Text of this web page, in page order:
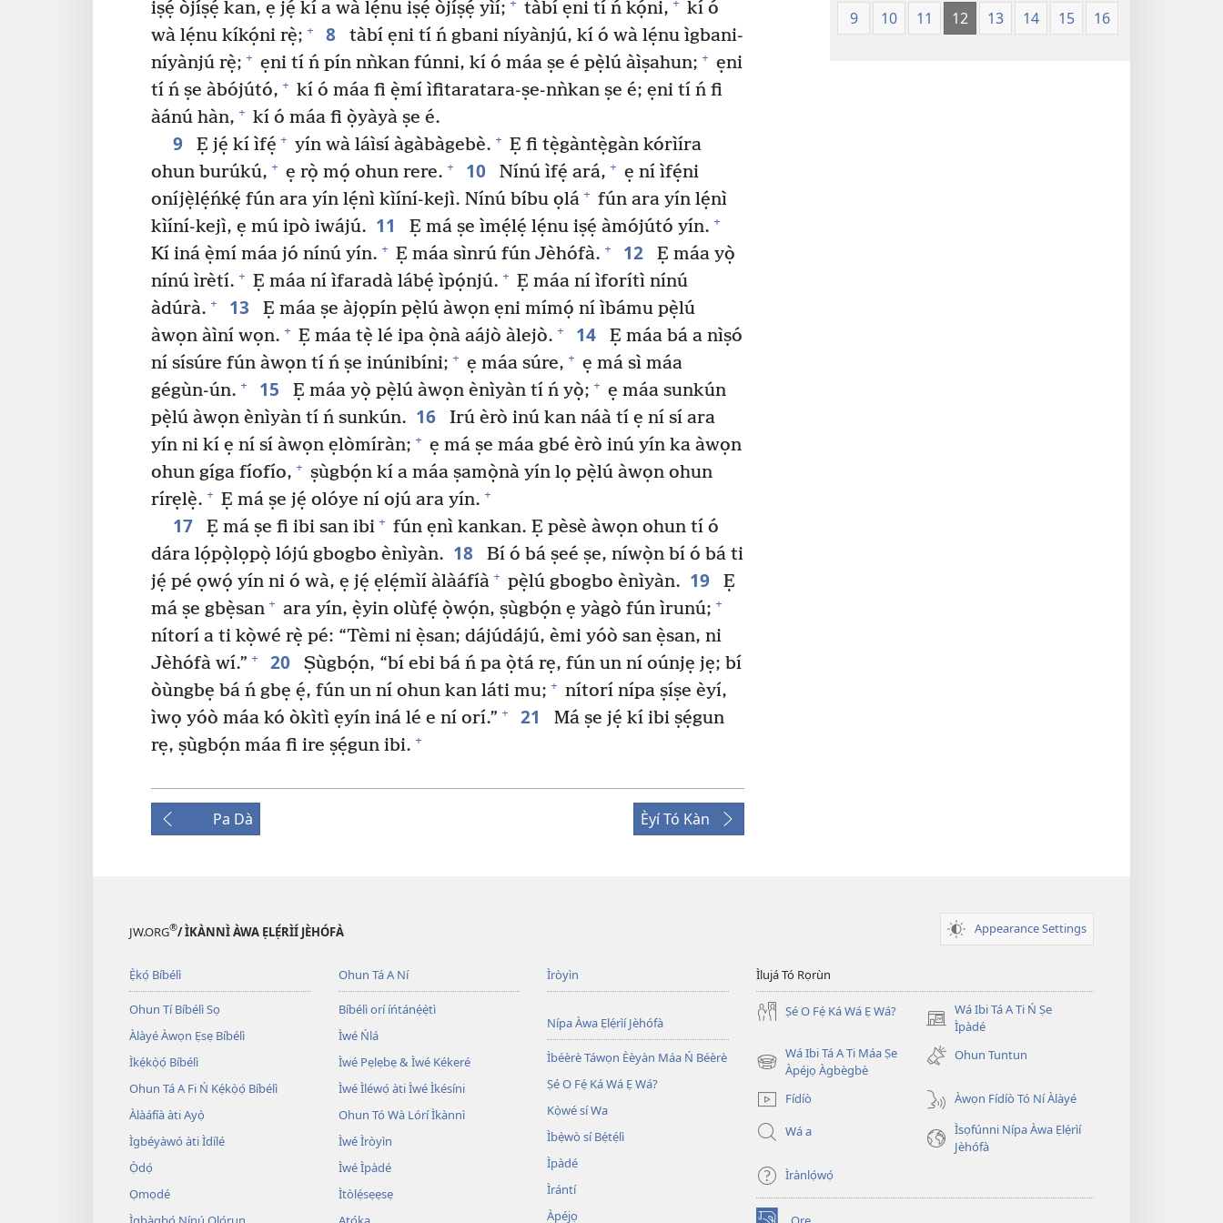
iṣẹ́ òjíṣẹ́ kan, ẹ jẹ́ kí a wà lẹ́nu iṣẹ́ òjíṣẹ́ yìí;
tàbí ẹni tí ń kọ́ni,
kí ó
wà lẹ́nu kíkọ́ni rẹ̀; + 8
tàbí ẹni tí ń gbani níyànjú, kí ó wà lẹ́nu ìgbani-
níyànjú rẹ̀; + ẹni tí ń pín nǹkan fúnni, kí ó máa ṣe é pẹ̀lú àìṣahun; + ẹni
tí ń ṣe àbójútó, + kí ó máa fi ẹ̀mí ìfitaratara-ṣe-nǹkan ṣe é; ẹni tí ń fi
àánú hàn, + kí ó máa fi ọ̀yàyà ṣe é.
9 Ẹ jẹ́ kí ìfẹ́ + yín wà láìsí àgàbàgebè. + Ẹ fi tẹ̀gàntẹ̀gàn kórìíra
ohun burúkú, + ẹ rọ̀ mọ́ ohun rere. + 10 Nínú ìfẹ́ ará, + ẹ ní ìfẹ́ni
oníjẹ̀lẹ́ńkẹ́ fún ara yín lẹ́nì kìíní-kejì. Nínú bíbu ọlá + fún ara yín lẹ́nì
kìíní-kejì, ẹ mú ipò iwájú. 11 Ẹ má ṣe ìmẹ́lẹ́ lẹ́nu iṣẹ́ àmójútó yín. +
Kí iná ẹ̀mí máa jó nínú yín. + Ẹ máa sìnrú fún Jèhófà. + 12
Ẹ máa yọ̀
nínú ìrètí. + Ẹ máa ní ìfaradà lábẹ́ ìpọ́njú. + Ẹ máa ní ìforítì nínú
àdúrà. + 13
Ẹ máa ṣe àjọpín pẹ̀lú àwọn ẹni mímọ́ ní ìbámu pẹ̀lú
àwọn àìní wọn. + Ẹ máa tẹ̀ lé ipa ọ̀nà aájò àlejò. + 14
Ẹ máa bá a nìṣó
ní sísúre fún àwọn tí ń ṣe inúnibíni; + ẹ máa súre, + ẹ má sì máa
gégùn-ún. + 15 Ẹ máa yọ̀ pẹ̀lú àwọn ènìyàn tí ń yọ̀; + ẹ máa sunkún
pẹ̀lú àwọn ènìyàn tí ń sunkún. 16
Irú èrò inú kan náà tí ẹ ní sí ara
yín ni kí ẹ ní sí àwọn ẹlòmíràn; + ẹ má ṣe máa gbé èrò inú yín ka àwọn
ohun gíga fíofío, + ṣùgbọ́n kí a máa ṣamọ̀nà yín lọ pẹ̀lú àwọn ohun
rírẹlẹ̀. + Ẹ má ṣe jẹ́ olóye ní ojú ara yín. +
17 Ẹ má ṣe fi ibi san ibi + fún ẹnì kankan. Ẹ pèsè àwọn ohun tí ó
dára lọ́pọ̀lọpọ̀ lójú gbogbo ènìyàn. 18
Bí ó bá ṣeé ṣe, níwọ̀n bí ó bá ti
jẹ́ pé ọwọ́ yín ni ó wà, ẹ jẹ́ ẹlẹ́mìí àlàáfíà + pẹ̀lú gbogbo ènìyàn. 19
Ẹ
má ṣe gbẹ̀san + ara yín, ẹ̀yin olùfẹ́ ọ̀wọ́n, ṣùgbọ́n ẹ yàgò fún ìrunú; +
nítorí a ti kọ̀wé rẹ̀ pé: “Tèmi ni ẹ̀san; dájúdájú, èmi yóò san ẹ̀san, ni
Jèhófà wí.” + 20
Ṣùgbọ́n, “bí ebi bá ń pa ọ̀tá rẹ, fún un ní oúnjẹ jẹ; bí
òùngbẹ bá ń gbẹ ẹ́, fún un ní ohun kan láti mu; + nítorí nípa ṣíṣe èyí,
ìwọ yóò máa kó òkìtì ẹyín iná lé e ní orí.” + 21
Má ṣe jẹ́ kí ibi ṣẹ́gun
rẹ, ṣùgbọ́n máa fi ire ṣẹ́gun ibi. +
Pa Dà Èyí Tó Kàn
(Softcover
Edition)
9
10 11 12 13 14 15 16
JW.ORG®/ ÌKÀNNÌ ÀWA ẸLẸ́RÌÍ JÈHÓFÀ Appearance Settings
Ẹ̀kọ́ Bíbélì
Ohun Tí Bíbélì Sọ
Àlàyé Àwọn Ẹsẹ Bíbélì
Ìkẹ́kọ̀ọ́ Bíbélì
Ohun Tá A Fi Ń Kẹ́kọ̀ọ́ Bíbélì
Àlàáfíà àti Ayọ̀
Ìgbéyàwó àti Ìdílé
Ọ̀dọ́
Ọmọdé
Ohun Tá A Ní
Bíbélì orí íńtánẹ́ẹ̀tì
Ìwé Ńlá
Ìwé Pẹlẹbẹ & Ìwé Kékeré
Ìwé Ìléwọ́ àti Ìwé Ìkésíni
Ohun Tó Wà Lórí Ìkànnì
Ìwé Ìròyìn
Ìwé Ìpàdé
Ìtòlẹ́sẹẹsẹ
Ìròyìn
Nípa Àwa Ẹlẹ́rìí Jèhófà
Ìbéèrè Táwọn Èèyàn Máa Ń Béèrè
Ṣé O Fẹ́ Ká Wá Ẹ Wá?
Kọ̀wé sí Wa
Ìbẹ̀wò sí Bẹ́tẹ́lì
Ìpàdé
Ìrántí
Àpéjọ
Ìlujá Tó Rọrùn
Ṣé O Fẹ́ Ká Wá Ẹ Wá?
Wá Ibi Tá A Ti Ń Ṣe
Ìpàdé
(opens
new
window)
Wá Ibi Tá A Ti Máa Ṣe
Àpéjọ Àgbègbè
(opens
window)
Ohun Tuntun
Fídíò
Àwọn Fídíò Tó Ní Àlàyé
Wá a
Ìsọfúnni Nípa Àwa Ẹlẹ́rìí
Jèhófà
Ìrànlọ́wọ́